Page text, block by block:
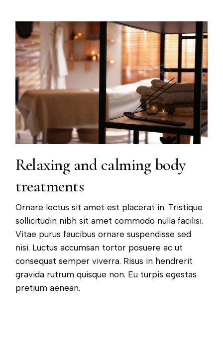
Relaxing and calming body
treatments
Ornare lectus sit amet est placerat in. Tristique
sollicitudin nibh sit amet commodo nulla facilisi.
Vitae purus faucibus ornare suspendisse sed
nisi. Luctus accumsan tortor posuere ac ut
consequat semper viverra. Risus in hendrerit
gravida rutrum quisque non. Eu turpis egestas
pretium aenean.